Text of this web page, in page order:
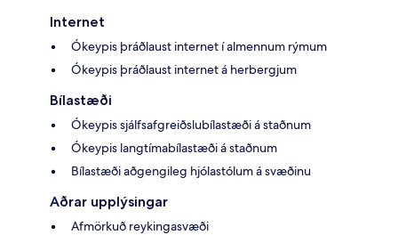
Internet
Ókeypis þráðlaust internet í almennum rýmum
Ókeypis þráðlaust internet á herbergjum
Bílastæði
Ókeypis sjálfsafgreiðslubílastæði á staðnum
Ókeypis langtímabílastæði á staðnum
Bílastæði aðgengileg hjólastólum á svæðinu
Aðrar upplýsingar
Afmörkuð reykingasvæði